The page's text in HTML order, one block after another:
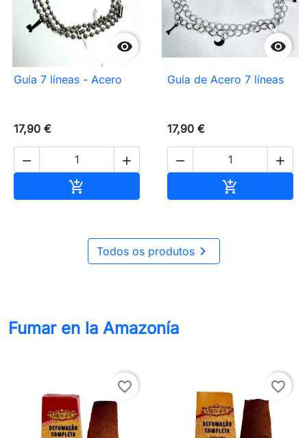

Guía 7 líneas - Acero
17,90 €
 


Guía de Acero 7 líneas
17,90 €
 

Todos os produtos
Fumar en la Amazonía
favorite_border favorite_border